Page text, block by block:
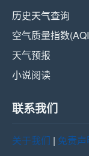
历史天气查询
空气质量指数
天气预报
小说阅读
联系我们
关于我们 | 免责声